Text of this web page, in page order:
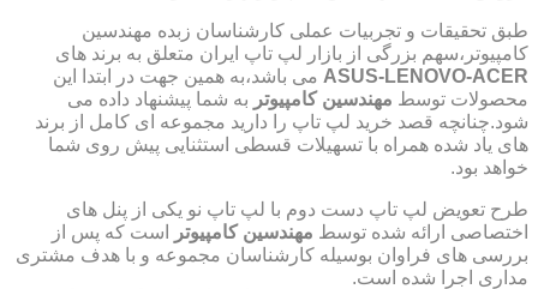
طبق تحقیقات و تجربیات عملی کارشناسان زبده مهندسین
کامپیوتر،سهم بزرگی از بازار لپ تاپ ایران متعلق به برند های
ASUS-LENOVO-ACER می باشد،به همین جهت در ابتدا این
محصولات توسط مهندسین کامپیوتر به شما پیشنهاد داده می
شود.چنانچه قصد خرید لپ تاپ را دارید مجموعه ای کامل از برند
های یاد شده همراه با تسهیلات قسطی استثنایی پیش روی شما
خواهد بود.
طرح تعویض لپ تاپ دست دوم با لپ تاپ نو یکی از پنل های
اختصاصی ارائه شده توسط مهندسین کامپیوتر
است که پس از
بررسی های فراوان بوسیله کارشناسان مجموعه و با هدف مشتری
مداری اجرا شده است.